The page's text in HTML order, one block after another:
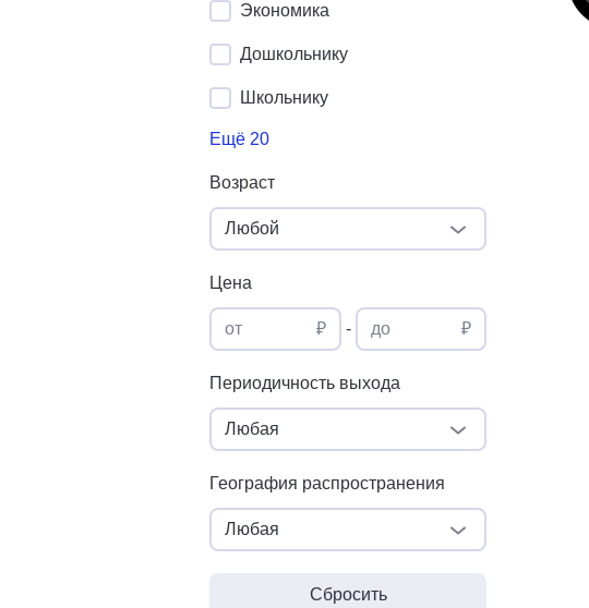
Экономика
Дошкольнику
Школьнику
Ещё 20
Возраст
Любой
Цена
от ₽ - до ₽
Периодичность выхода
Любая
География распространения
Любая
Сбросить